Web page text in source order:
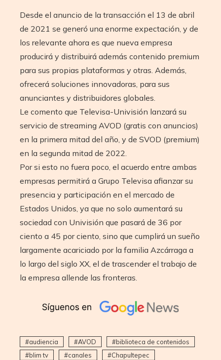
Desde el anuncio de la transacción el 13 de abril
de 2021 se generó una enorme expectación, y de
los relevante ahora es que nueva empresa
producirá y distribuirá además contenido premium
para sus propias plataformas y otras. Además,
ofrecerá soluciones innovadoras, para sus
anunciantes y distribuidores globales.
Le comento que Televisa-Univisión lanzará su
servicio de streaming AVOD (gratis con anuncios)
en la primera mitad del año, y de SVOD (premium)
en la segunda mitad de 2022.
Por si esto no fuera poco, el acuerdo entre ambas
empresas permitirá a Grupo Televisa afianzar su
presencia y participación en el mercado de
Estados Unidos, ya que no solo aumentará su
sociedad con Univisión que pasará de 36 por
ciento a 45 por ciento, sino que cumplirá un sueño
largamente acariciado por la familia Azcárraga a
lo largo del siglo XX, el de trascender el trabajo de
la empresa allende las fronteras.
audiencia AVOD
biblioteca de contenidos
blim tv
canales
Chapultepec